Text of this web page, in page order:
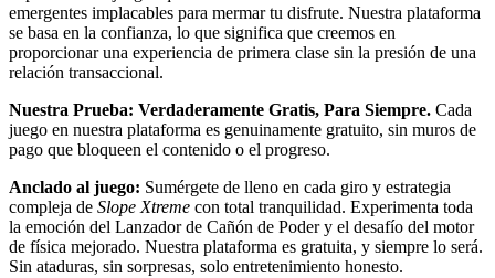
emergentes implacables para mermar tu disfrute. Nuestra plataforma
se basa en la confianza, lo que significa que creemos en
proporcionar una experiencia de primera clase sin la presión de una
relación transaccional.
Nuestra Prueba: Verdaderamente Gratis, Para Siempre. Cada
juego en nuestra plataforma es genuinamente gratuito, sin muros de
pago que bloqueen el contenido o el progreso.
Anclado al juego: Sumérgete de lleno en cada giro y estrategia
compleja de Slope Xtreme con total tranquilidad. Experimenta toda
la emoción del Lanzador de Cañón de Poder y el desafío del motor
de física mejorado. Nuestra plataforma es gratuita, y siempre lo será.
Sin ataduras, sin sorpresas, solo entretenimiento honesto.